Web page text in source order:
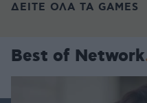
ΔΕΙΤΕ ΟΛΑ ΤΑ GAMES
Best of Network